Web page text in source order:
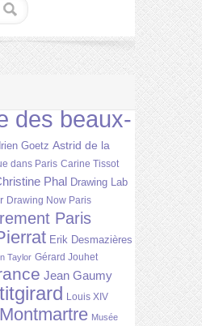
des beaux-
Goetz Astrid de la
dans Paris Carine Tissot
Phal Drawing Lab
Drawing Now Paris
Paris
Erik Desmazières
Taylor Gérard Jouhet
Jean Gaumy
Louis XIV
Montmartre Musée